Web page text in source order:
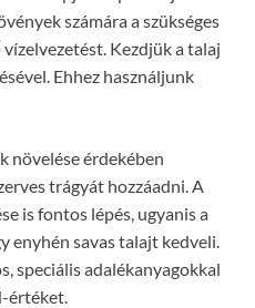
számára a szükséges
Kezdjük a talaj
Ehhez használjunk
növelése érdekében
trágyát hozzáadni. A
is fontos lépés, ugyanis a
enyhén savas talajt kedveli.
speciális adalékanyagokkal
értéket.